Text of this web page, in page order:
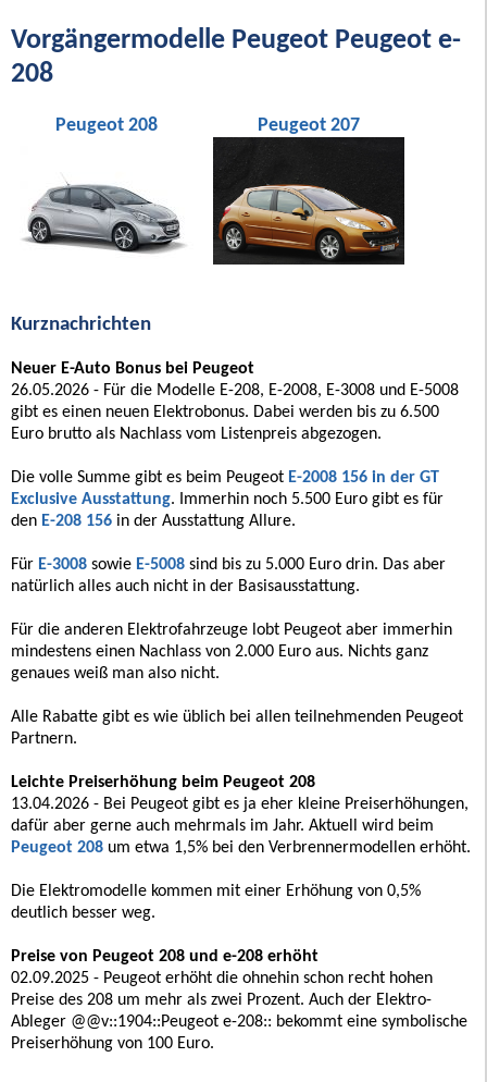
Vorgängermodelle Peugeot Peugeot e-
208
Peugeot 208 Peugeot 207
Kurznachrichten
Neuer E-Auto Bonus bei Peugeot
26.05.2026 - Für die Modelle E-208, E-2008, E-3008 und E-5008
gibt es einen neuen Elektrobonus. Dabei werden bis zu 6.500
Euro brutto als Nachlass vom Listenpreis abgezogen.
Die volle Summe gibt es beim Peugeot E-2008 156 in der GT
Exclusive Ausstattung. Immerhin noch 5.500 Euro gibt es für
den E-208 156 in der Ausstattung Allure.
Für E-3008 sowie E-5008 sind bis zu 5.000 Euro drin. Das aber
natürlich alles auch nicht in der Basisausstattung.
Für die anderen Elektrofahrzeuge lobt Peugeot aber immerhin
mindestens einen Nachlass von 2.000 Euro aus. Nichts ganz
genaues weiß man also nicht.
Alle Rabatte gibt es wie üblich bei allen teilnehmenden Peugeot
Partnern.
Leichte Preiserhöhung beim Peugeot 208
13.04.2026 - Bei Peugeot gibt es ja eher kleine Preiserhöhungen,
dafür aber gerne auch mehrmals im Jahr. Aktuell wird beim
Peugeot 208 um etwa 1,5% bei den Verbrennermodellen erhöht.
Die Elektromodelle kommen mit einer Erhöhung von 0,5%
deutlich besser weg.
Preise von Peugeot 208 und e-208 erhöht
02.09.2025 - Peugeot erhöht die ohnehin schon recht hohen
Preise des 208 um mehr als zwei Prozent. Auch der Elektro-
Ableger @@v::1904::Peugeot e-208:: bekommt eine symbolische
Preiserhöhung von 100 Euro.